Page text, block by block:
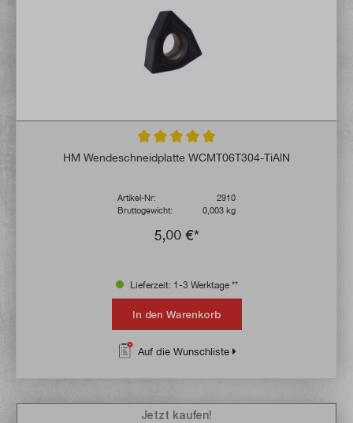
Durchschnittliche Bewertung von 5 von 5
HM Wendeschneidplatte WCMT06T304-TiAlN
Artikel-Nr:
2910
Bruttogewicht:
0,003 kg
5,00 €*
Lieferzeit: 1-3 Werktage **
In den Warenkorb
Auf die Wunschliste
Jetzt kaufen!